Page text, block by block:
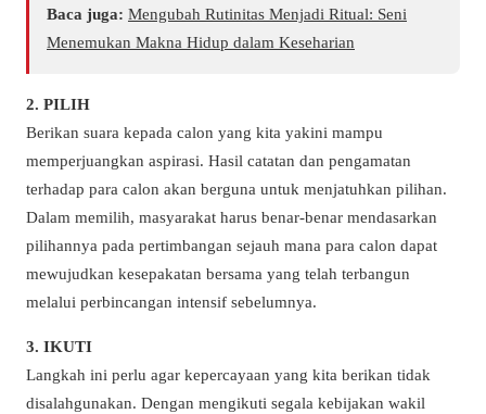
Baca juga: Mengubah Rutinitas Menjadi Ritual: Seni
Menemukan Makna Hidup dalam Keseharian
2. PILIH
Berikan suara kepada calon yang kita yakini mampu
memperjuangkan aspirasi. Hasil catatan dan pengamatan
terhadap para calon akan berguna untuk menjatuhkan pilihan.
Dalam memilih, masyarakat harus benar-benar mendasarkan
pilihannya pada pertimbangan sejauh mana para calon dapat
mewujudkan kesepakatan bersama yang telah terbangun
melalui perbincangan intensif sebelumnya.
3. IKUTI
Langkah ini perlu agar kepercayaan yang kita berikan tidak
disalahgunakan. Dengan mengikuti segala kebijakan wakil